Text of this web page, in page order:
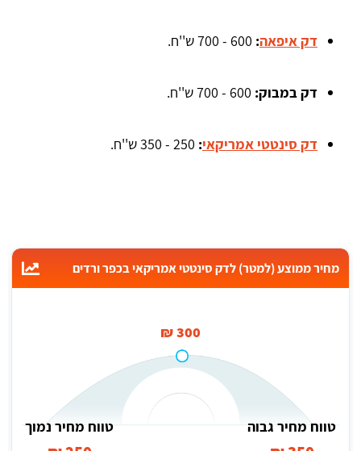
דק איפאה: 600 - 700 ש''ח.
דק במבוק: 600 - 700 ש''ח.
דק סינטטי אמריקאי: 250 - 350 ש''ח.
מחיר ממוצע (למטר) לדק סינטטי אמריקאי בכפר ורדים
300 ₪
טווח מחיר גבוה טווח מחיר נמוך